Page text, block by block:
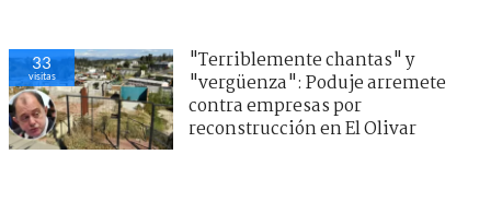
33
visitas
"Terriblemente chantas" y
"vergüenza": Poduje arremete
contra empresas por
reconstrucción en El Olivar